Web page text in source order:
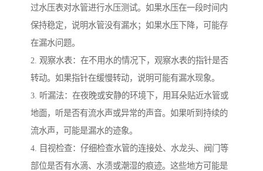
过水压表对水管进行水压测试。如果水压在一段时间内
保持稳定，说明水管没有漏水；如果水压下降，可能存
在漏水问题。
2. 观察水表：在不用水的情况下，观察水表的指针是否
转动。如果指针在缓慢转动，说明可能有漏水现象。
3. 听漏法：在夜晚或安静的环境下，用耳朵贴近水管或
地面，听是否有流水声或异常的声音。如果听到持续的
流水声，可能是漏水的迹象。
4. 目视检查：仔细检查水管的连接处、水龙头、阀门等
部位是否有水滴、水渍或潮湿的痕迹。这些地方可能是